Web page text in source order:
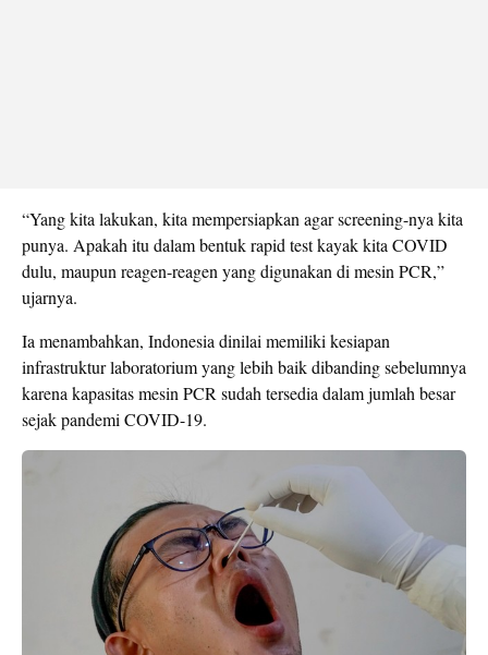
“Yang kita lakukan, kita mempersiapkan agar screening-nya kita
punya. Apakah itu dalam bentuk rapid test kayak kita COVID
dulu, maupun reagen-reagen yang digunakan di mesin PCR,”
ujarnya.
Ia menambahkan, Indonesia dinilai memiliki kesiapan
infrastruktur laboratorium yang lebih baik dibanding sebelumnya
karena kapasitas mesin PCR sudah tersedia dalam jumlah besar
sejak pandemi COVID-19.